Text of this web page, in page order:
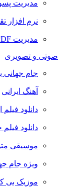
مدیریت پسورد
نرم افزار تقویم
مدیریت PDF
صوتی و تصویری
جام جهانی برزیل
آهنگ ایرانی
دانلود فیلم ایرانی
دانلود فیلم
موسیقی متن
ویژه جام جهانی 2018 روسیه
موزیک بی کلام